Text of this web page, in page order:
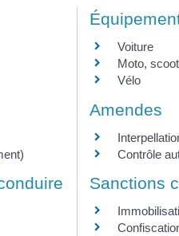
Voiture
Moto,
Vélo
Amendes
Contrôle
Sanctions